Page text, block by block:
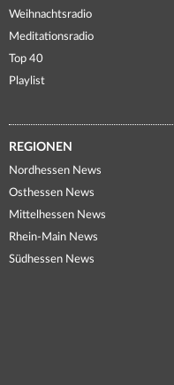
Weihnachtsradio
Meditationsradio
Top 40
Playlist
REGIONEN
Nordhessen News
Osthessen News
Mittelhessen News
Rhein-Main News
Südhessen News